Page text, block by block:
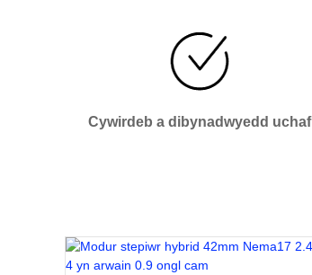
Cywirdeb a dibynadwyedd uchaf